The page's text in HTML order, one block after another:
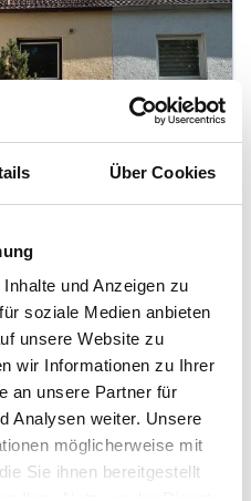
Über Cookies
und Anzeigen zu
soziale Medien anbieten
unsere Website zu
wir Informationen zu Ihrer
an unsere Partner für
Analysen weiter. Unsere
möglicherweise mit
Sie ihnen bereitgestellt